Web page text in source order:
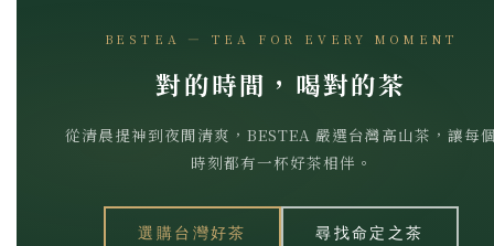
BESTEA — TEA FOR EVERY MOMENT
對的時間，喝對的茶
從清晨提神到夜間清爽，BESTEA 嚴選台灣高山茶，讓每
時刻都有一杯好茶相伴。
選購台灣好茶 尋找命定之茶